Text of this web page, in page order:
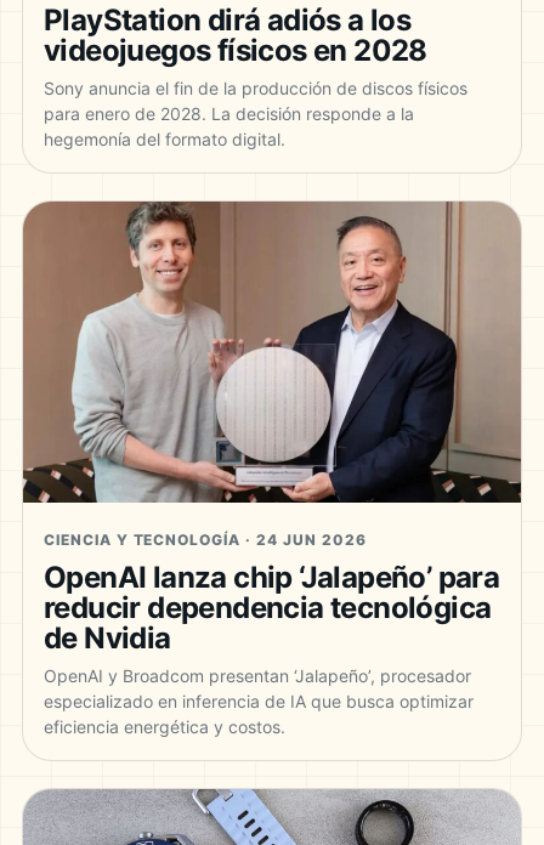
PlayStation dirá adiós a los
videojuegos físicos en 2028
Sony anuncia el fin de la producción de discos físicos
para enero de 2028. La decisión responde a la
hegemonía del formato digital.
CIENCIA Y TECNOLOGÍA · 24 JUN 2026
OpenAI lanza chip ‘Jalapeño’ para
reducir dependencia tecnológica
de Nvidia
OpenAI y Broadcom presentan ‘Jalapeño’, procesador
especializado en inferencia de IA que busca optimizar
eficiencia energética y costos.